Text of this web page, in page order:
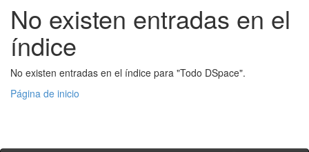
No existen entradas en el
índice
No existen entradas en el índice para "Todo DSpace".
Página de inicio